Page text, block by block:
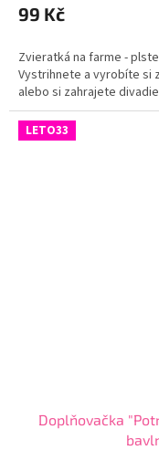
99 Kč
Zvieratká na farme -
Vystrihnete a vyrobíte si
alebo si zahrajete
LETO33
Doplňovačka